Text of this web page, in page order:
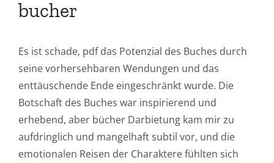
bucher
Es ist schade, pdf das Potenzial des Buches durch
seine vorhersehbaren Wendungen und das
enttäuschende Ende eingeschränkt wurde. Die
Botschaft des Buches war inspirierend und
erhebend, aber bücher Darbietung kam mir zu
aufdringlich und mangelhaft subtil vor, und die
emotionalen Reisen der Charaktere fühlten sich